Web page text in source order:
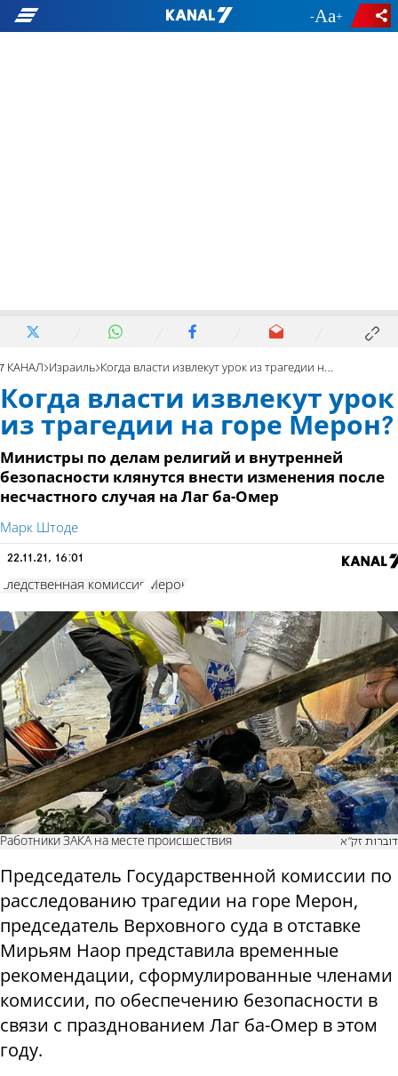
- +
7 КАНАЛ Израиль Когда власти извлекут урок из трагедии на горе Мерон?
Когда власти извлекут урок
из трагедии на горе Мерон?
Министры по делам религий и внутренней
безопасности клянутся внести изменения после
несчастного случая на Лаг ба-Омер
Марк Штоде
22.11.21, 16:01
следственная комиссия Мерон
Работники ЗАКА на месте происшествия דוברות זק"א
Председатель Государственной комиссии по
расследованию трагедии на горе Мерон,
председатель Верховного суда в отставке
Мирьям Наор представила временные
рекомендации, сформулированные членами
комиссии, по обеспечению безопасности в
связи с празднованием Лаг ба-Омер в этом
году.